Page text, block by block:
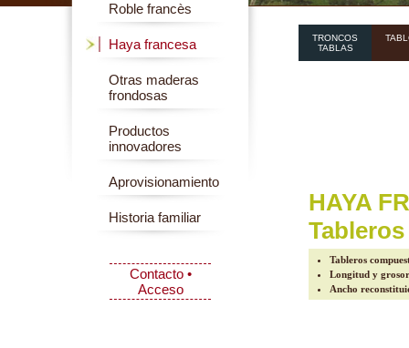
Roble francès
Haya francesa
Otras maderas
frondosas
Productos
innovadores
Aprovisionamiento
Historia familiar
Contacto •
Acceso
TRONCOS
TABLAS
HAYA
Tableros
Longitud y
Ancho